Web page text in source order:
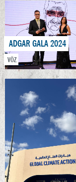
ADGAR GALA 2024
VÖZ